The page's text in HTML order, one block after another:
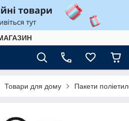
Товари для дому Пакети